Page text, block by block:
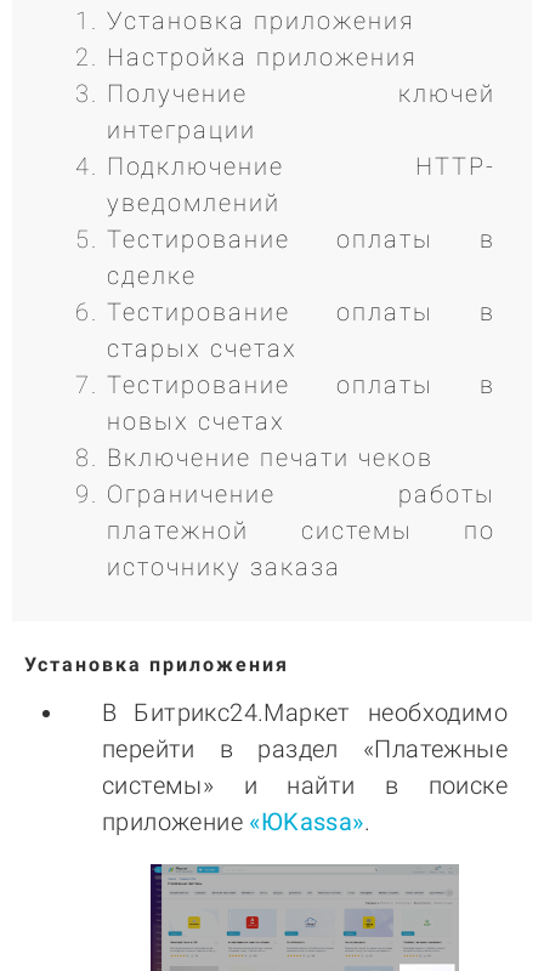
Установка приложения
Настройка приложения
Получение ключей
интеграции
Подключение HTTP-
уведомлений
Тестирование оплаты в
сделке
Тестирование оплаты в
старых счетах
Тестирование оплаты в
новых счетах
Включение печати чеков
Ограничение работы
платежной системы по
источнику заказа
Установка приложения
В Битрикс24.Маркет необходимо
перейти в раздел «Платежные
системы» и найти в поиске
приложение «ЮKassa».